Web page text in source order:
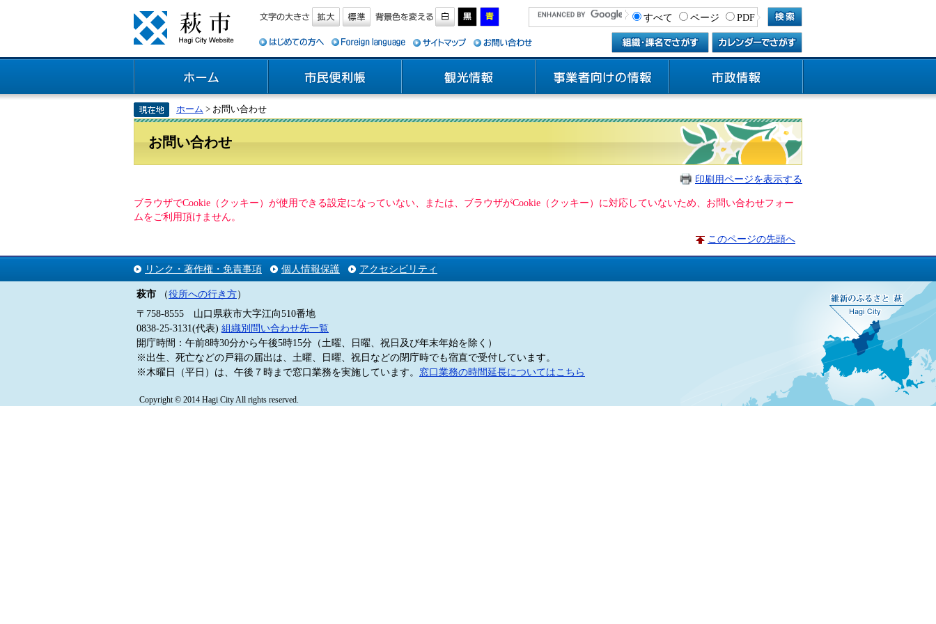
すべて ページ PDF
ホーム > お問い合わせ
お問い合わせ
印刷用ページを表示する
ブラウザでCookie（クッキー）が使用できる設定になっていない、または、ブラウザがCookie（クッキー）に対応していないため、お問い合わせフォー
ムをご利用頂けません。
このページの先頭へ
リンク・著作権・免責事項 個人情報保護 アクセシビリティ
萩市 （役所への行き方）
〒758-8555 山口県萩市大字江向510番地
0838-25-3131(代表) 組織別問い合わせ先一覧
開庁時間：午前8時30分から午後5時15分（土曜、日曜、祝日及び年末年始を除く）
※出生、死亡などの戸籍の届出は、土曜、日曜、祝日などの閉庁時でも宿直で受付しています。
※木曜日（平日）は、午後７時まで窓口業務を実施しています。 窓口業務の時間延長についてはこちら
Copyright © 2014 Hagi City All rights reserved.